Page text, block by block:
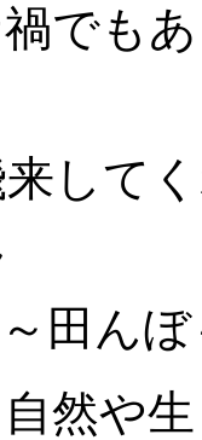
でも
して
田ん
然や